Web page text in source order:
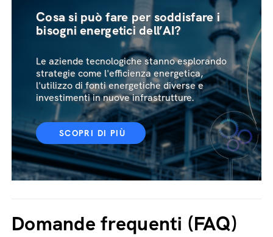
Cosa si può fare per soddisfare i
bisogni energetici dell’AI?
Le aziende tecnologiche stanno esplorando
strategie come l'efficienza energetica,
l'utilizzo di fonti energetiche diverse e
investimenti in nuove infrastrutture.
SCOPRI DI PIÙ
Domande frequenti (FAQ)